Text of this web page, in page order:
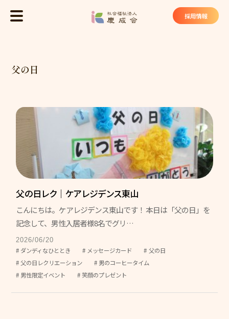
社会福祉
採用情報
慶成会について
法人概要
私たちが大切にしていること
慶成会の取り組み
サービス・施設
ケアハウス ヴィラ東山苑
グループホーム 花みずき
ケアレジデンス東山
父の日
父の日レク｜ケアレジデンス東山
こんにちは。ケアレジデンス東山です！ 本日は「父の日」を
記念して、男性入居者様8名でグリ…
2026/06/20
ダンディなひととき メッセージカード
父の日
父の日レクリエーション
男のコーヒータイム
男性限定イベント
笑顔のプレゼント